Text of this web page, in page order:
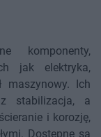
komponenty,
jak elektryka,
maszynowy. Ich
stabilizacja, a
i korozję,
Dostępne są